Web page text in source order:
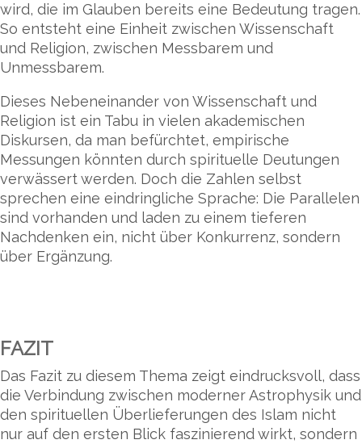
wird, die im Glauben bereits eine Bedeutung tragen.
So entsteht eine Einheit zwischen Wissenschaft
und Religion, zwischen Messbarem und
Unmessbarem.
Dieses Nebeneinander von Wissenschaft und
Religion ist ein Tabu in vielen akademischen
Diskursen, da man befürchtet, empirische
Messungen könnten durch spirituelle Deutungen
verwässert werden. Doch die Zahlen selbst
sprechen eine eindringliche Sprache: Die Parallelen
sind vorhanden und laden zu einem tieferen
Nachdenken ein, nicht über Konkurrenz, sondern
über Ergänzung.
FAZIT
Das Fazit zu diesem Thema zeigt eindrucksvoll, dass
die Verbindung zwischen moderner Astrophysik und
den spirituellen Überlieferungen des Islam nicht
nur auf den ersten Blick faszinierend wirkt, sondern